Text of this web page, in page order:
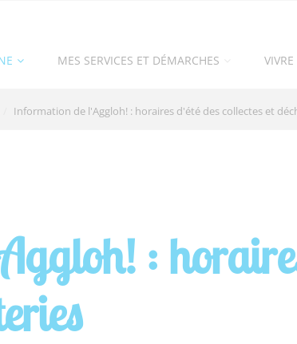
MES SERVICES ET DÉMARCHES
Information de l'Aggloh! : horaires d'été des collectes et
: